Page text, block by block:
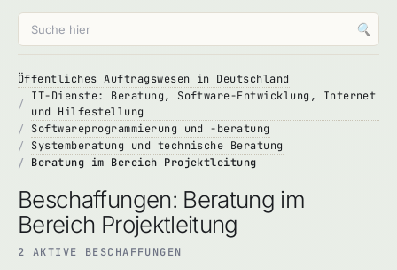
🔍
Öffentliches Auftragswesen in Deutschland
IT-Dienste: Beratung, Software-Entwicklung, Internet
und Hilfestellung
Softwareprogrammierung und -beratung
Systemberatung und technische Beratung
Beratung im Bereich Projektleitung
Beschaffungen: Beratung im
Bereich Projektleitung
2 AKTIVE BESCHAFFUNGEN